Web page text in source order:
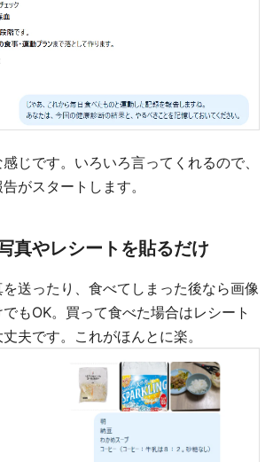
じです。いろいろ言ってくれるので、
がスタートします。
真やレシートを貼るだけ
送ったり、食べてしまった後なら画像
もOK。買って食べた場合はレシート
夫です。これがほんとに楽。